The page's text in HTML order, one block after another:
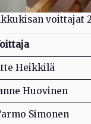
voittajat
Heikkilä
Huovinen
Simonen